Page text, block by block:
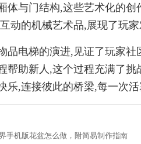
体与门结构,这些艺术化的
动的机械艺术品,展现了玩家
品电梯的演进,见证了玩家
帮助新人,这个过程充满了
乐,连接彼此的桥梁,每一次
手机版花盆怎么做，附简易制作指南